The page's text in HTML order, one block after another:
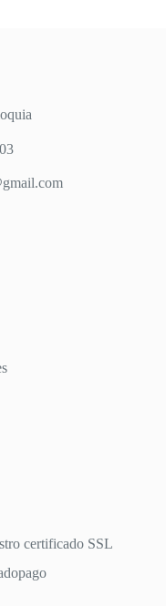
certificado SSL